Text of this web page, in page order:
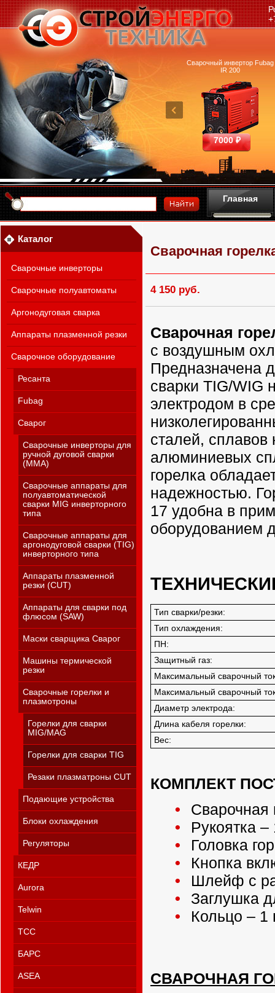
аппарат Ресанта
САИПА-200 ММА
25390 ₽
Машина термической резки
FUBAG INCUT10
460700 ₽
Сварочный инвертор Fubag
IR 200
7000 ₽
Главная
Каталог
Сварочные инверторы
Сварочные полуавтоматы
Аргонодуговая сварка
Аппараты плазменной резки
Сварочное оборудование
Ресанта
Fubag
Сварог
Сварочные инверторы для
ручной дуговой сварки
(MMA)
Сварочные аппараты для
полуавтоматической
сварки MIG инверторного
типа
Сварочные аппараты для
аргонодуговой сварки (TIG)
инверторного типа
Аппараты плазменной
резки (CUT)
Аппараты для сварки под
флюсом (SAW)
Маски сварщика Сварог
Машины термической
резки
Сварочные горелки и
плазмотроны
Горелки для сварки
MIG/MAG
Горелки для сварки TIG
Резаки плазматроны CUT
Подающие устройства
Блоки охлаждения
Регуляторы
КЕДР
Aurora
Telwin
ТСС
БАРС
ASEA
Сварочная
4 150 руб.
Сварочная
с воздушным
Предназначена
сварки TIG/WIG
электродом в
сталей, сплавов
алюминиевых
горелка
надежностью.
17 удобна в
оборудованием
Тип сварки/резки:
Тип охлаждения:
ПН:
Защитный газ:
Максимальный сварочный
Максимальный сварочный
Диаметр электрода:
Длина кабеля горелки:
Вес:
КОМПЛЕКТ
Сварочная
Рукоятка –
Головка
Кнопка
Шлейф с
Заглушка
Кольцо – 1
СВАРОЧНАЯ